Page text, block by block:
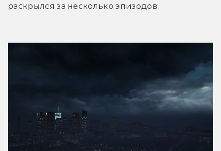
раскрылся за несколько эпизодов.